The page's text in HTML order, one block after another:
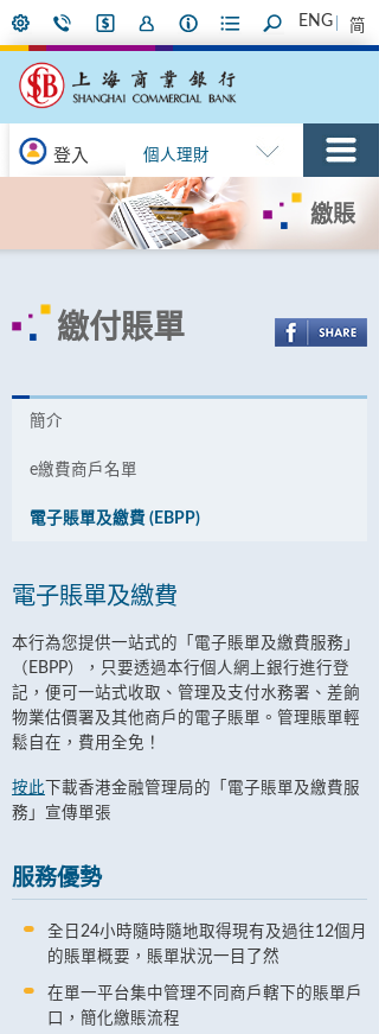
ENG 简
登入 個人理財
繳賬
繳付賬單
簡介
e繳費商戶名單
電子賬單及繳費 (EBPP)
電子賬單及繳費
本行為您提供一站式的「電子賬單及繳費服務」
（EBPP），只要透過本行個人網上銀行進行登
記，便可一站式收取、管理及支付水務署、差餉
物業估價署及其他商戶的電子賬單。管理賬單輕
鬆自在，費用全免！
按此 下載香港金融管理局的「電子賬單及繳費服
務」宣傳單張
服務優勢
全日24小時隨時隨地取得現有及過往12個月
的賬單概要，賬單狀況一目了然
在單一平台集中管理不同商戶轄下的賬單戶
口，簡化繳賬流程